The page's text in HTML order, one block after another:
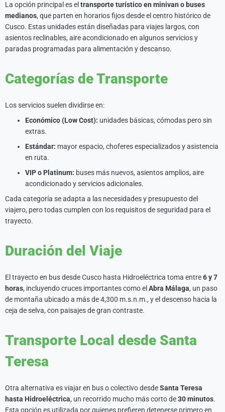
La opción principal es el transporte turístico en minivan o buses
medianos, que parten en horarios fijos desde el centro histórico de
Cusco. Estas unidades están diseñadas para viajes largos, con
asientos reclinables, aire acondicionado en algunos servicios y
paradas programadas para alimentación y descanso.
Categorías de Transporte
Los servicios suelen dividirse en:
Económico (Low Cost): unidades básicas, cómodas pero sin
extras.
Estándar: mayor espacio, choferes especializados y asistencia
en ruta.
VIP o Platinum: buses más nuevos, asientos amplios, aire
acondicionado y servicios adicionales.
Cada categoría se adapta a las necesidades y presupuesto del
viajero, pero todas cumplen con los requisitos de seguridad para el
trayecto.
Duración del Viaje
El trayecto en bus desde Cusco hasta Hidroeléctrica toma entre6 y 7
horas, incluyendo cruces importantes como el Abra Málaga, un paso
de montaña ubicado a más de 4,300 m.s.n.m., y el descenso hacia la
ceja de selva, con paisajes de gran contraste.
Transporte Local desde Santa
Teresa
Otra alternativa es viajar en bus o colectivo desdeSanta Teresa
hasta Hidroeléctrica, un recorrido mucho más corto de30 minutos.
Esta opción es utilizada por quienes prefieren detenerse primero en